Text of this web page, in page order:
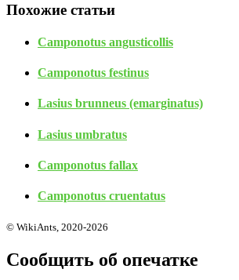
Похожие статьи
Camponotus angusticollis
Camponotus festinus
Lasius brunneus (emarginatus)
Lasius umbratus
Camponotus fallax
Camponotus cruentatus
© WikiAnts, 2020-2026
Сообщить об опечатке